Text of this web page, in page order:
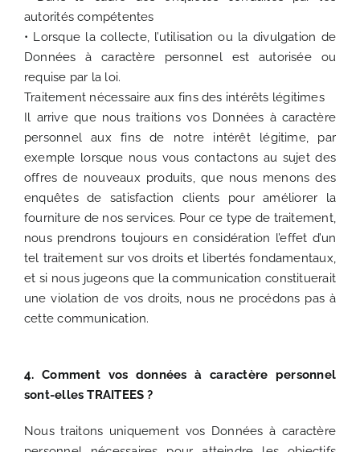
autorités compétentes
• Lorsque la collecte, l’utilisation ou la divulgation de
Données à caractère personnel est autorisée ou
requise par la loi.
Traitement nécessaire aux fins des intérêts légitimes
Il arrive que nous traitions vos Données à caractère
personnel aux fins de notre intérêt légitime, par
exemple lorsque nous vous contactons au sujet des
offres de nouveaux produits, que nous menons des
enquêtes de satisfaction clients pour améliorer la
fourniture de nos services. Pour ce type de traitement,
nous prendrons toujours en considération l’effet d’un
tel traitement sur vos droits et libertés fondamentaux,
et si nous jugeons que la communication constituerait
une violation de vos droits, nous ne procédons pas à
cette communication.
4. Comment vos données à caractère personnel
sont-elles TRAITEES ?
Nous traitons uniquement vos Données à caractère